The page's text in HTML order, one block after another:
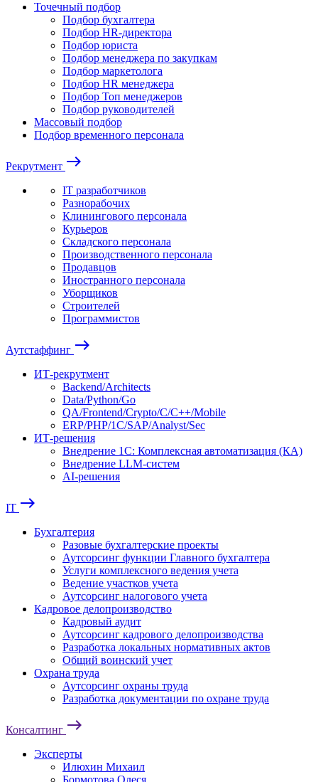
Точечный подбор
Подбор бухгалтера
Подбор HR-директора
Подбор юриста
Подбор менеджера по закупкам
Подбор маркетолога
Подбор HR менеджера
Подбор Топ менеджеров
Подбор руководителей
Массовый подбор
Подбор временного персонала
Рекрутмент east
IT разработчиков
Разнорабочих
Клинингового персонала
Курьеров
Складского персонала
Производственного персонала
Продавцов
Иностранного персонала
Уборщиков
Строителей
Программистов
Аутстаффинг east
ИТ-рекрутмент
Backend/Architects
Data/Python/Go
QA/Frontend/Crypto/C/C++/Mobile
ERP/PHP/1C/SAP/Analyst/Sec
ИТ-решения
Внедрение 1С: Комплексная автоматизация (КА)
Внедрение LLM-систем
AI-решения
IT east
Бухгалтерия
Разовые бухгалтерские проекты
Аутсорсинг функции Главного бухгалтера
Услуги комплексного ведения учета
Ведение участков учета
Аутсорсинг налогового учета
Кадровое делопроизводство
Кадровый аудит
Аутсорсинг кадрового делопроизводства
Разработка локальных нормативных актов
Общий воинский учет
Охрана труда
Аутсорсинг охраны труда
Разработка документации по охране труда
Консалтинг east
Эксперты
Илюхин Михаил
Бормотова Олеся